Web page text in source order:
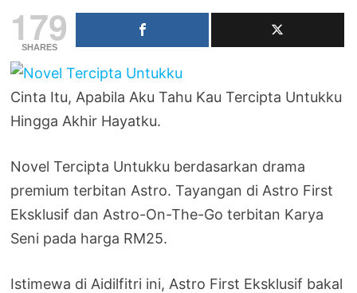
179
SHARES
Cinta Itu, Apabila Aku Tahu Kau Tercipta Untukku
Hingga Akhir Hayatku.
Novel Tercipta Untukku berdasarkan drama
premium terbitan Astro. Tayangan di Astro First
Eksklusif dan Astro-On-The-Go terbitan Karya
Seni pada harga RM25.
Istimewa di Aidilfitri ini, Astro First Eksklusif bakal